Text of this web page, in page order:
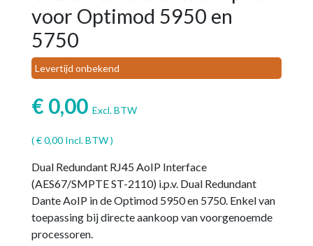
voor Optimod 5950 en
5750
Levertijd onbekend
€ 0,00 Excl. BTW
(€0,00Incl. BTW )
Dual Redundant RJ45 AoIP Interface
(AES67/SMPTE ST-2110) i.p.v. Dual Redundant
Dante AoIP in de Optimod 5950 en 5750. Enkel van
toepassing bij directe aankoop van voorgenoemde
processoren.